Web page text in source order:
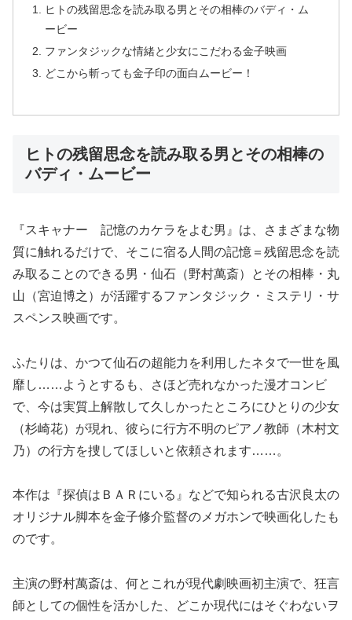
ヒトの残留思念を読み取る男とその相棒のバディ・ム
ービー
ファンタジックな情緒と少女にこだわる金子映画
どこから斬っても金子印の面白ムービー！
ヒトの残留思念を読み取る男とその相棒の
バディ・ムービー
『スキャナー 記憶のカケラをよむ男』は、さまざまな物
質に触れるだけで、そこに宿る人間の記憶＝残留思念を読
み取ることのできる男・仙石（野村萬斎）とその相棒・丸
山（宮迫博之）が活躍するファンタジック・ミステリ・サ
スペンス映画です。
ふたりは、かつて仙石の超能力を利用したネタで一世を風
靡し……ようとするも、さほど売れなかった漫才コンビ
で、今は実質上解散して久しかったところにひとりの少女
（杉崎花）が現れ、彼らに行方不明のピアノ教師（木村文
乃）の行方を捜してほしいと依頼されます……。
本作は『探偵はＢＡＲにいる』などで知られる古沢良太の
オリジナル脚本を金子修介監督のメガホンで映画化したも
のです。
主演の野村萬斎は、何とこれが現代劇映画初主演で、狂言
師としての個性を活かした、どこか現代にはそぐわないヲ